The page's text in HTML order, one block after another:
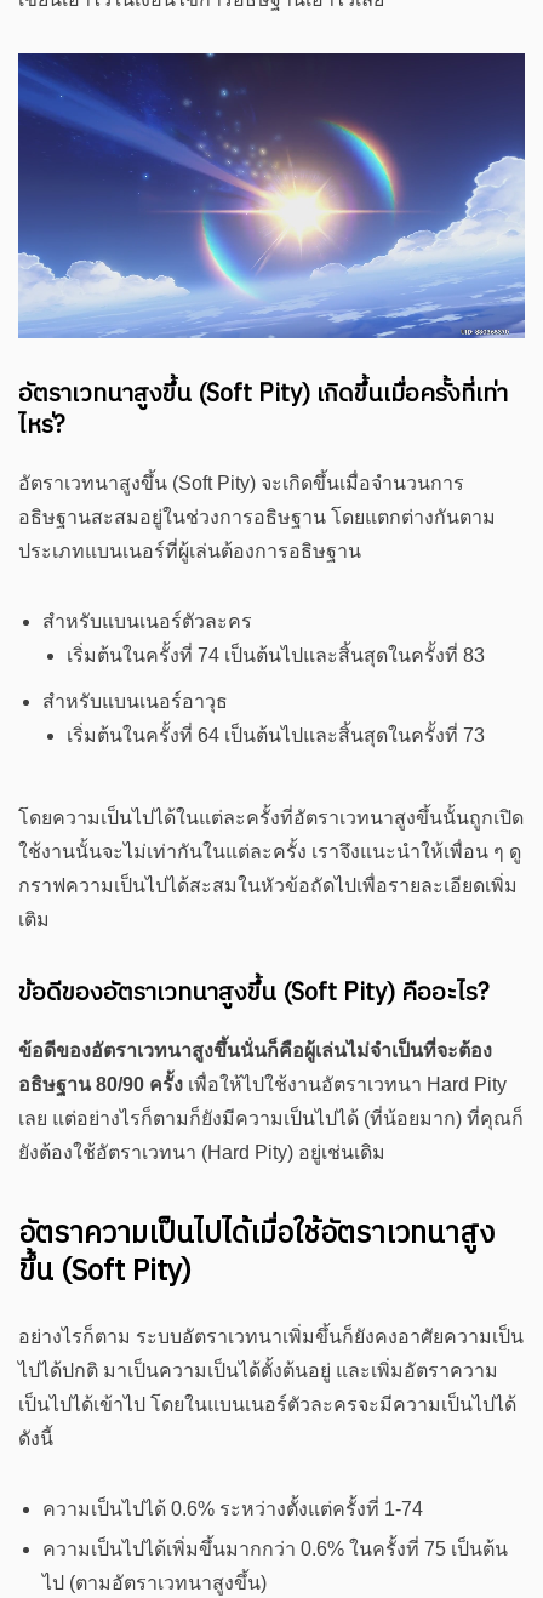
อัตราเวทนาสูงขึ้น (Soft Pity) เกิดขึ้นเมื่อครั้งที่เท่า
ไหร่?
อัตราเวทนาสูงขึ้น (Soft Pity) จะเกิดขึ้นเมื่อจำนวนการ
อธิษฐานสะสมอยู่ในช่วงการอธิษฐาน โดยแตกต่างกันตาม
ประเภทแบนเนอร์ที่ผู้เล่นต้องการอธิษฐาน
สำหรับแบนเนอร์ตัวละคร
เริ่มต้นในครั้งที่ 74 เป็นต้นไปและสิ้นสุดในครั้งที่ 83
สำหรับแบนเนอร์อาวุธ
เริ่มต้นในครั้งที่ 64 เป็นต้นไปและสิ้นสุดในครั้งที่ 73
โดยความเป็นไปได้ในแต่ละครั้งที่อัตราเวทนาสูงขึ้นนั้นถูกเปิด
ใช้งานนั้นจะไม่เท่ากันในแต่ละครั้ง เราจึงแนะนำให้เพื่อน ๆ ดู
กราฟความเป็นไปได้สะสมในหัวข้อถัดไปเพื่อรายละเอียดเพิ่ม
เติม
ข้อดีของอัตราเวทนาสูงขึ้น (Soft Pity) คืออะไร?
ข้อดีของอัตราเวทนาสูงขึ้นนั่นก็คือผู้เล่นไม่จำเป็นที่จะต้อง
อธิษฐาน 80/90 ครั้ง เพื่อให้ไปใช้งานอัตราเวทนา Hard Pity
เลย แต่อย่างไรก็ตามก็ยังมีความเป็นไปได้ (ที่น้อยมาก) ที่คุณก็
ยังต้องใช้อัตราเวทนา (Hard Pity) อยู่เช่นเดิม
อัตราความเป็นไปได้เมื่อใช้อัตราเวทนาสูง
ขึ้น (Soft Pity)
อย่างไรก็ตาม ระบบอัตราเวทนาเพิ่มขึ้นก็ยังคงอาศัยความเป็น
ไปได้ปกติ มาเป็นความเป็นได้ตั้งต้นอยู่ และเพิ่มอัตราความ
เป็นไปได้เข้าไป โดยในแบนเนอร์ตัวละครจะมีความเป็นไปได้
ดังนี้
ความเป็นไปได้ 0.6% ระหว่างตั้งแต่ครั้งที่ 1-74
ความเป็นไปได้เพิ่มขึ้นมากกว่า 0.6% ในครั้งที่ 75 เป็นต้น
ไป (ตามอัตราเวทนาสูงขึ้น)